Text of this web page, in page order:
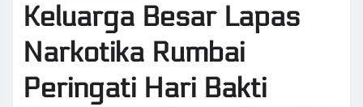
Keluarga Besar Lapas
Narkotika Rumbai
Peringati Hari Bakti